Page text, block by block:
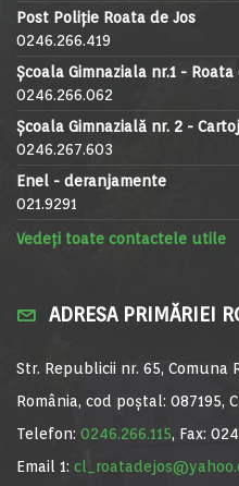
Post Poliție Roata de Jos
0246.266.419
Școala Gimnaziala nr.1 - Roata
0246.266.062
Școala Gimnazială nr. 2 -
0246.267.603
Enel - deranjamente
021.9291
Vedeți toate contactele utile
ADRESA PRIMĂRIEI
Str. Republicii nr. 65, Comuna
România, cod poștal: 087195,
Telefon: 0246.266.115, Fax:
Email 1: